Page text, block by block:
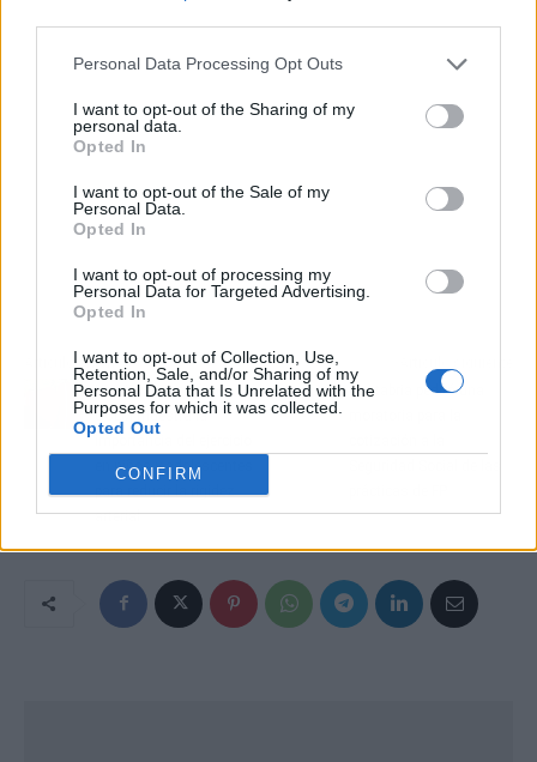
Personal Data Processing Opt Outs
I want to opt-out of the Sharing of my
personal data.
Opted In
I want to opt-out of the Sale of my
Personal Data.
Opted In
I want to opt-out of processing my
Personal Data for Targeted Advertising.
Opted In
I want to opt-out of Collection, Use,
Retention, Sale, and/or Sharing of my
Personal Data that Is Unrelated with the
Purposes for which it was collected.
Opted Out
CONFIRM
Artículo anterior
Una investigación de
UCLM muestra la
en niños y adolescentes
para reducir la rigidez
arterial
Cantabria pedirá una